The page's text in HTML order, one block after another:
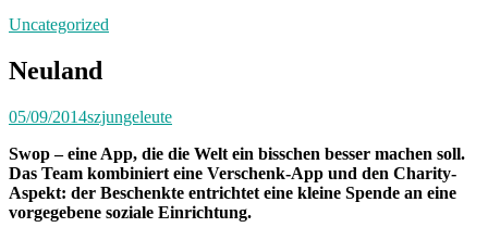
Uncategorized
Neuland
05/09/2014szjungeleute
Swop – eine App, die die Welt ein bisschen besser machen soll.
Das Team kombiniert eine Verschenk-App und den Charity-
Aspekt: der Beschenkte entrichtet eine kleine Spende an eine
vorgegebene soziale Einrichtung.